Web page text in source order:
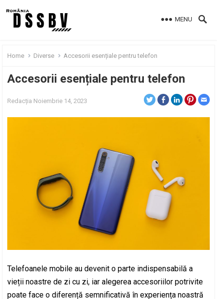
MENU
Home Diverse Accesorii esențiale pentru telefon
Accesorii esențiale pentru telefon
Redacția Noiembrie 14, 2023
Telefoanele mobile au devenit o parte indispensabilă a
vieții noastre de zi cu zi, iar alegerea accesoriilor potrivite
poate face o diferență semnificativă în experiența noastră